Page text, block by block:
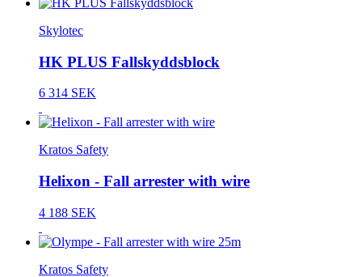
Skylotec
HK PLUS Fallskyddsblock
6 314 SEK
Kratos Safety
Helixon - Fall arrester with wire
4 188 SEK
Kratos Safety